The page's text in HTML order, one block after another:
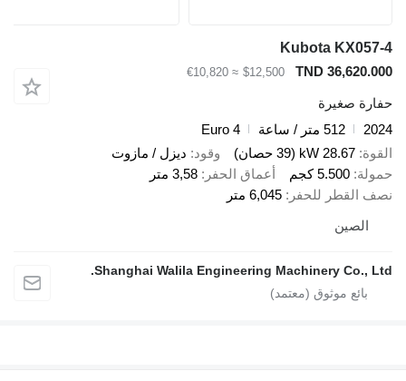
Kubota
TND
$12,500
≈ €10,820
512 متر / ساعة
Euro 4
28.67 kW (39 حصان)
وقود ديزل / مازوت
5.500 كجم
أعماق الحفر 3,58 متر
للحفر 6,045 متر
Shanghai Walila Engineering Machinery